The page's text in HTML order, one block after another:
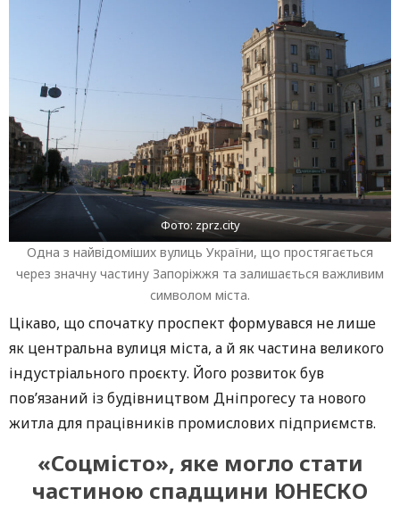
Фото: zprz.city
Одна з найвідоміших вулиць України, що простягається
через значну частину Запоріжжя та залишається важливим
символом міста.
Цікаво, що спочатку проспект формувався не лише
як центральна вулиця міста, а й як частина великого
індустріального проєкту. Його розвиток був
пов’язаний із будівництвом Дніпрогесу та нового
житла для працівників промислових підприємств.
«Соцмісто», яке могло стати
частиною спадщини ЮНЕСКО